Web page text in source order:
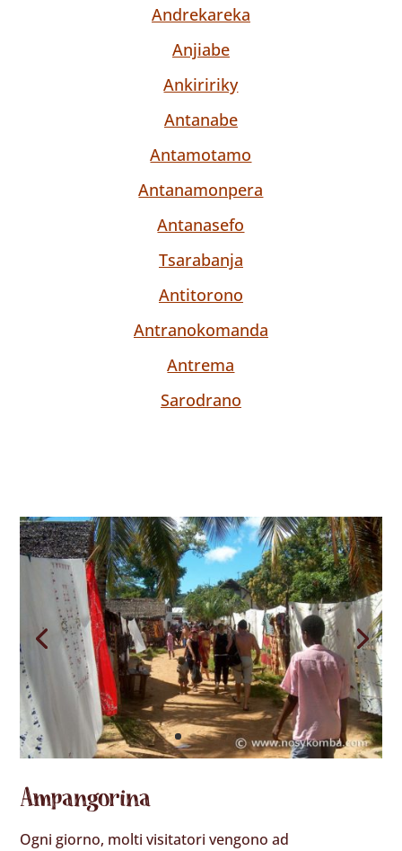
Andrekareka
Anjiabe
Ankiririky
Antanabe
Antamotamo
Antanamonpera
Antanasefo
Tsarabanja
Antitorono
Antranokomanda
Antrema
Sarodrano
Ampangorina
Ogni giorno, molti visitatori vengono ad